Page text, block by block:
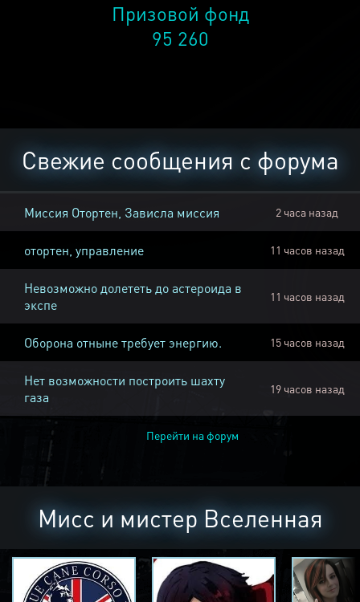
Призовой фонд
95 260
Свежие сообщения с форума
Миссия Отортен, Зависла миссия 2 часа назад
отортен, управление 11 часов назад
Невозможно долететь до астероида в
экспе
11 часов назад
Оборона отныне требует энергию. 15 часов назад
Нет возможности построить шахту
газа
19 часов назад
Перейти на форум
Мисс и мистер Вселенная